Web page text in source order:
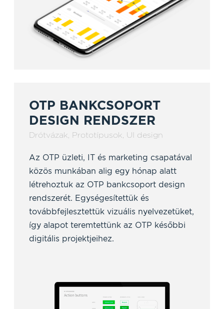
OTP BANKCSOPORT
DESIGN RENDSZER
Drótvázak, Prototípusok, UI design
Az OTP üzleti, IT és marketing csapatával
közös munkában alig egy hónap alatt
létrehoztuk az OTP bankcsoport design
rendszerét. Egységesítettük és
továbbfejlesztettük vizuális nyelvezetüket,
így alapot teremtettünk az OTP későbbi
digitális projektjeihez.